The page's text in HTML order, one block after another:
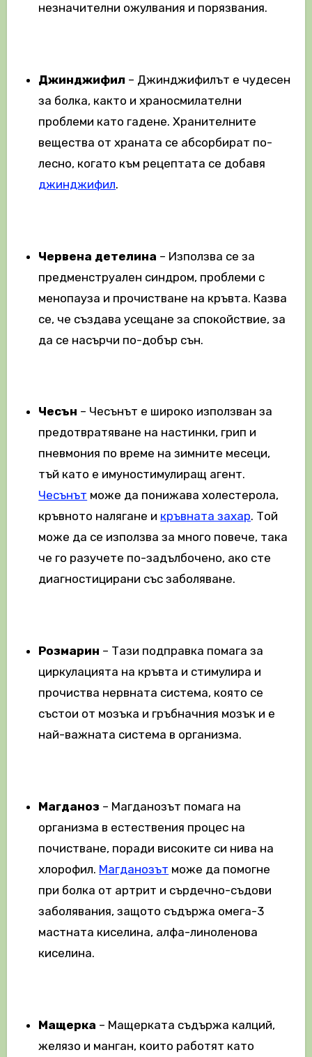
незначителни ожулвания и порязвания.
Джинджифил – Джинджифилът е чудесен
за болка, както и храносмилателни
проблеми като гадене. Хранителните
вещества от храната се абсорбират по-
лесно, когато към рецептата се добавя
джинджифил.
Червена детелина – Използва се за
предменструален синдром, проблеми с
менопауза и прочистване на кръвта. Казва
се, че създава усещане за спокойствие, за
да се насърчи по-добър сън.
Чесън – Чесънът е широко използван за
предотвратяване на настинки, грип и
пневмония по време на зимните месеци,
тъй като е имуностимулиращ агент.
Чесънът може да понижава холестерола,
кръвното налягане и кръвната захар. Той
може да се използва за много повече, така
че го разучете по-задълбочено, ако сте
диагностицирани със заболяване.
Розмарин – Тази подправка помага за
циркулацията на кръвта и стимулира и
прочиства нервната система, която се
състои от мозъка и гръбначния мозък и е
най-важната система в организма.
Магданоз – Магданозът помага на
организма в естествения процес на
почистване, поради високите си нива на
хлорофил. Магданозът може да помогне
при болка от артрит и сърдечно-съдови
заболявания, защото съдържа омега-3
мастната киселина, алфа-линоленова
киселина.
Мащерка – Мащерката съдържа калций,
желязо и манган, които работят като